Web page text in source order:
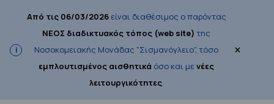
Από τις 06/03/2026είναι διαθέσιμος ο παρόντας
ΝΕΟΣ διαδικτυακός τόπος (web site) της
Νοσοκομειακής Μονάδας "Σισμανόγλειο", τόσο
εμπλουτισμένος αισθητικά όσο και μενέες
λειτουργικότητες.
×